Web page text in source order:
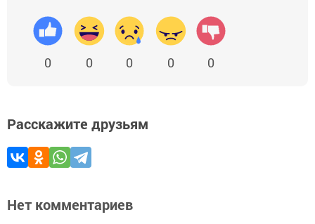
0 0 0 0 0
Расскажите друзьям
Нет комментариев